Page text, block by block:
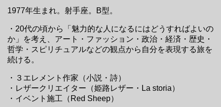
1977年生まれ。射手座。B型。
・20代の頃から「魅力的な人になるにはどうすればよいの
か」を考え、アート・ファッション・政治・経済・歴史・
哲学・スピリチュアルなどの観点から自分を表現する旅を
続ける。
・３エレメント作家（小説・詩）
・レザークリエイター（姫路レザー・La storia）
・イベント施工（Red Sheep）